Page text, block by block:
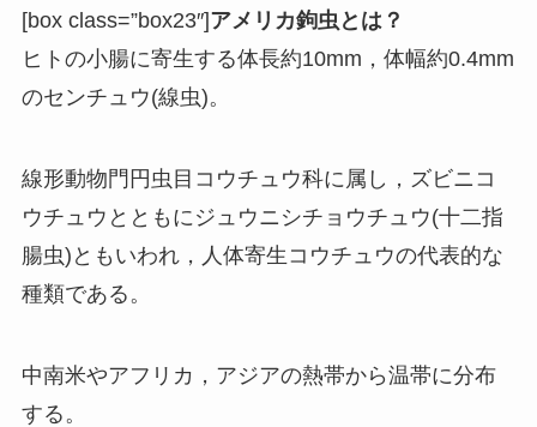
[box class=”box23″]アメリカ鉤虫とは？
ヒトの小腸に寄生する体長約10mm，体幅約0.4mm
のセンチュウ(線虫)。
線形動物門円虫目コウチュウ科に属し，ズビニコ
ウチュウとともにジュウニシチョウチュウ(十二指
腸虫)ともいわれ，人体寄生コウチュウの代表的な
種類である。
中南米やアフリカ，アジアの熱帯から温帯に分布
する。